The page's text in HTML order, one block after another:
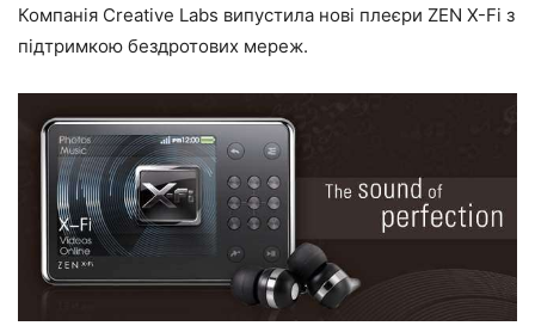
Компанія Creative Labs випустила нові плеєри ZEN X-Fi з
підтримкою бездротових мереж.